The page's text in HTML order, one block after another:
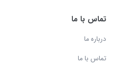
تماس با ما
درباره ما
تماس با ما